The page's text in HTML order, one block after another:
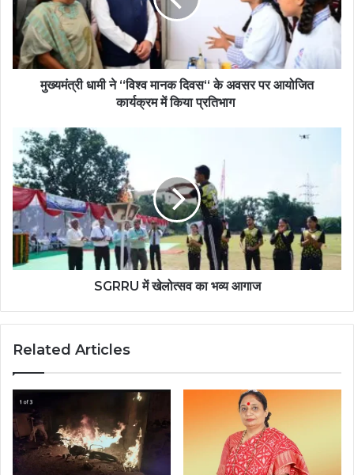
मुख्यमंत्री धामी ने “विश्व मानक दिवस“ के अवसर पर आयोजित
कार्यक्रम में किया प्रतिभाग
SGRRU में खेलोत्सव का भव्य आगाज
Related Articles